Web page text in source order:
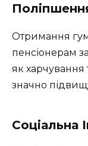
Отримання
пенсіонерам
як
значно
Соціальна